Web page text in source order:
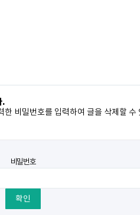
.
한 비밀번호를 입력하여 글을 삭제할 수
비밀번호